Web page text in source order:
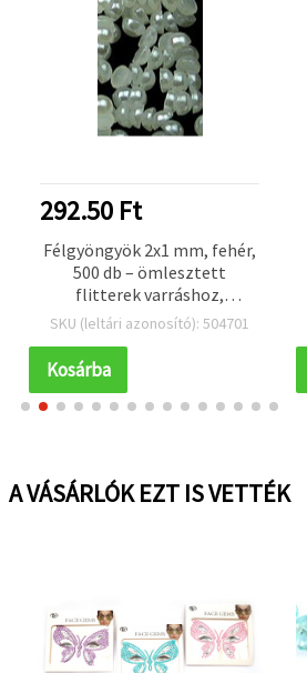
292.50 Ft
Félgyöngyök 2x1 mm, fehér,
500 db – ömlesztett
flitterek varráshoz,
jelmezekhez, DIY kézműves
és scrapbooking
projektekhez
SKU (leltári azonosító): 504701
Kosárba
A VÁSÁRLÓK EZT IS VETTÉK